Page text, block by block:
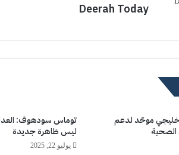
Deerah Today
خليجي موحّد لدعم
الصحية
توماس سودهوف:
ليس ظاهرة جديدة
يوليو 22, 2025